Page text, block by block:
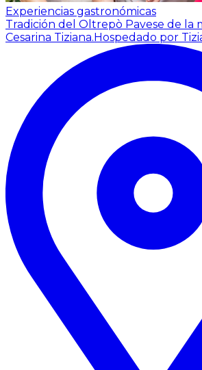
Experiencias gastronómicas
Tradición del Oltrepò Pavese de la
Cesarina Tiziana.Hospedado por